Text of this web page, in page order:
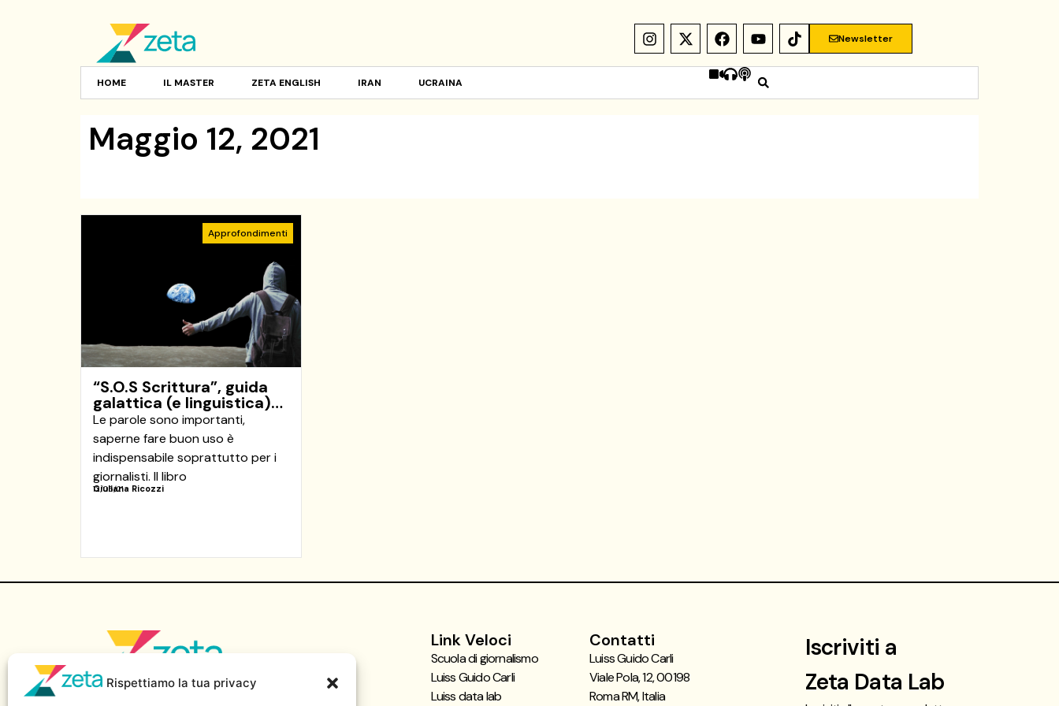
Rispettiamo la tua privacy
Newsletter
HOME IL MASTER ZETA ENGLISH IRAN UCRAINA
Maggio 12, 2021
Approfondimenti
“S.O.S Scrittura”, guida
galattica (e linguistica)…
Le parole sono importanti,
saperne fare buon uso è
indispensabile soprattutto per i
giornalisti. Il libro
12/05/21
Giuliana Ricozzi
Sito di informazione della Scuola Superiore di Giornalismo
Link Veloci
Scuola di giornalismo
Luiss Guido Carli
Luiss data lab
Contatti
Luiss Guido Carli
Viale Pola, 12, 00198
Roma RM, Italia
Iscriviti a
Zeta Data Lab